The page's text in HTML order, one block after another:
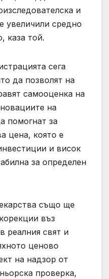
и
увеличили средно
каза той.
сега
да позволят на
самооценка на
на
помогнат за
цена, която е
и висок
за определен
също ще
въз
реалния свят и
ценово
на надзор от
проверка,